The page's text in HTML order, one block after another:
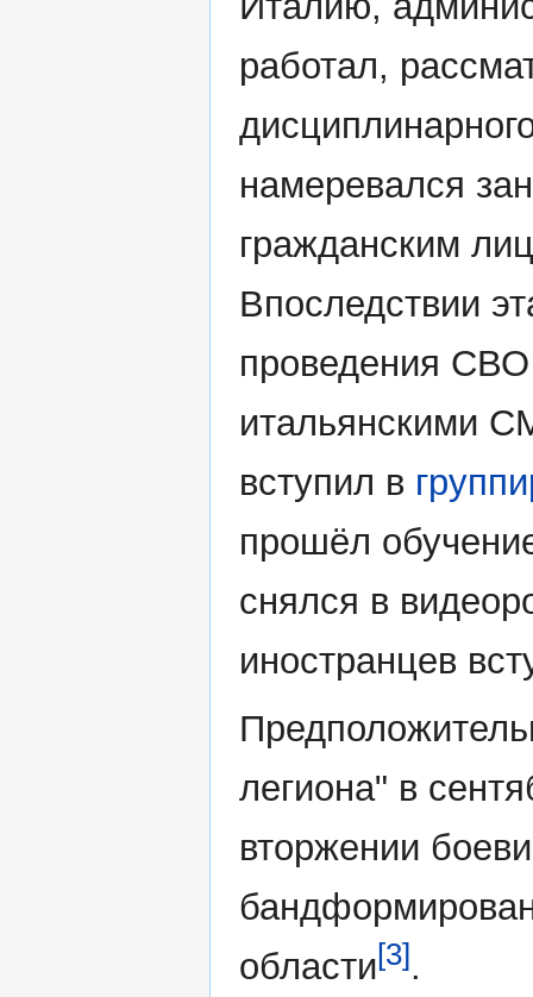
работал,
намеревался
гражданским
Впоследствии
проведения
итальянскими
вступил в
прошёл
снялся в
иностранцев
легиона" в
вторжении
области[3].